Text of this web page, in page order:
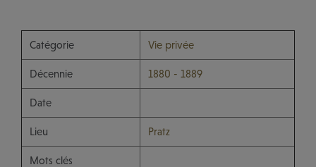
Catégorie Vie privée
Décennie 1880 - 1889
Date
Lieu Pratz
Mots clés